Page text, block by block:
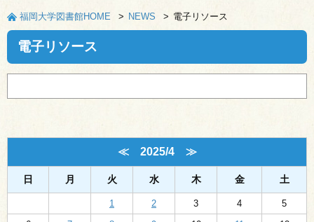
福岡大学図書館HOME NEWS 電子リソース
電子リソース
≪2025/4 ≫
日 月 火 水 木 金 土
1 2 3 4
5